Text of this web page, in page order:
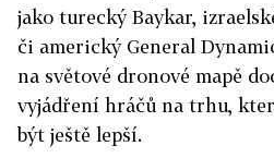
jako turecký Baykar,
či americký General
na světové dronové mapě
vyjádření hráčů na trhu,
být ještě lepší.